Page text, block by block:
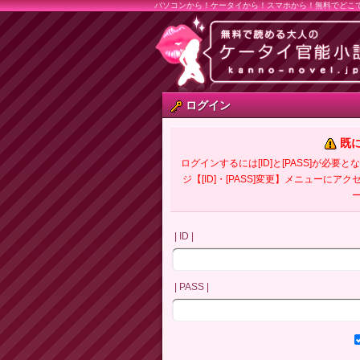
パソコンから！ケータイから！スマホから！無料でどこ
ログイン
既
ログインするには[ID]と[PASS]が必要と
ジ【[ID]・[PASS]変更】メニューにアク
| ID |
| PASS |